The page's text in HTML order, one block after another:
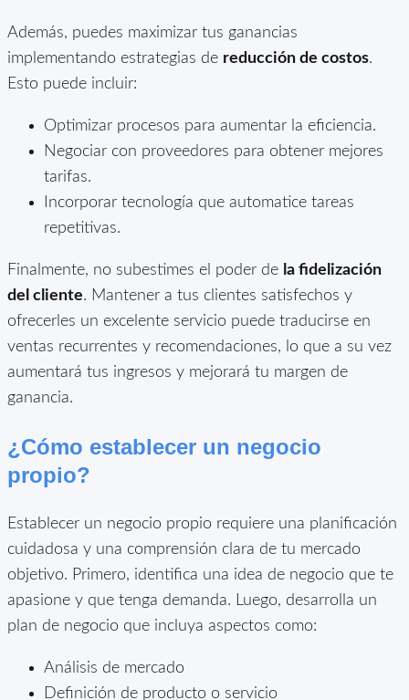
Además, puedes maximizar tus ganancias
implementando estrategias de reducción de costos.
Esto puede incluir:
Optimizar procesos para aumentar la eficiencia.
Negociar con proveedores para obtener mejores
tarifas.
Incorporar tecnología que automatice tareas
repetitivas.
Finalmente, no subestimes el poder de la fidelización
del cliente. Mantener a tus clientes satisfechos y
ofrecerles un excelente servicio puede traducirse en
ventas recurrentes y recomendaciones, lo que a su vez
aumentará tus ingresos y mejorará tu margen de
ganancia.
¿Cómo establecer un negocio
propio?
Establecer un negocio propio requiere una planificación
cuidadosa y una comprensión clara de tu mercado
objetivo. Primero, identifica una idea de negocio que te
apasione y que tenga demanda. Luego, desarrolla un
plan de negocio que incluya aspectos como:
Análisis de mercado
Definición de producto o servicio